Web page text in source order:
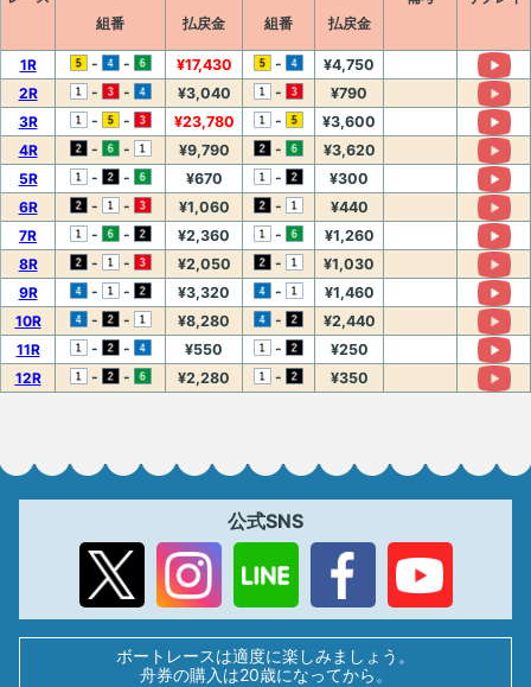
組番
払戻金 組番 払戻金
1R - - ¥17,430 -
¥4,750
2R
- - ¥3,040 -
¥790
3R
- - ¥23,780 -
¥3,600
4R
- - ¥9,790 -
¥3,620
5R
- - ¥670 -
¥300
6R
- - ¥1,060 -
¥440
7R
- - ¥2,360 -
¥1,260
8R
- - ¥2,050 -
¥1,030
9R
- - ¥3,320 -
¥1,460
10R
- - ¥8,280 -
¥2,440
11R
- - ¥550 -
¥250
12R
- - ¥2,280 - ¥350
公式SNS
ボートレースは適度に楽しみましょう。
舟券の購入は20歳になってから。